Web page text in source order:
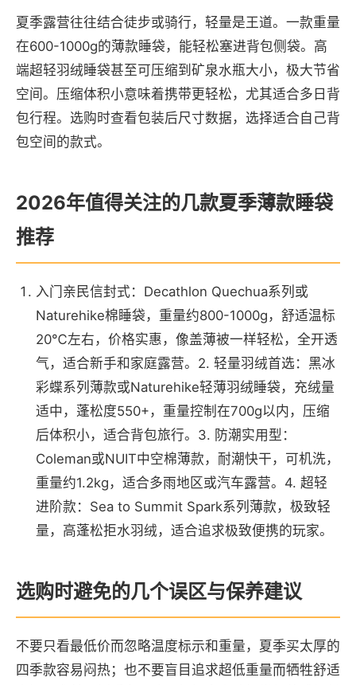
夏季露营往往结合徒步或骑行，轻量是王道。一款重量
在600-1000g的薄款睡袋，能轻松塞进背包侧袋。高
端超轻羽绒睡袋甚至可压缩到矿泉水瓶大小，极大节省
空间。压缩体积小意味着携带更轻松，尤其适合多日背
包行程。选购时查看包装后尺寸数据，选择适合自己背
包空间的款式。
2026年值得关注的几款夏季薄款睡袋
推荐
入门亲民信封式：Decathlon Quechua系列或
Naturehike棉睡袋，重量约800-1000g，舒适温标
20℃左右，价格实惠，像盖薄被一样轻松，全开透
气，适合新手和家庭露营。2. 轻量羽绒首选：黑冰
彩蝶系列薄款或Naturehike轻薄羽绒睡袋，充绒量
适中，蓬松度550+，重量控制在700g以内，压缩
后体积小，适合背包旅行。3. 防潮实用型：
Coleman或NUIT中空棉薄款，耐潮快干，可机洗，
重量约1.2kg，适合多雨地区或汽车露营。4. 超轻
进阶款：Sea to Summit Spark系列薄款，极致轻
量，高蓬松拒水羽绒，适合追求极致便携的玩家。
选购时避免的几个误区与保养建议
不要只看最低价而忽略温度标示和重量，夏季买太厚的
四季款容易闷热；也不要盲目追求超低重量而牺牲舒适